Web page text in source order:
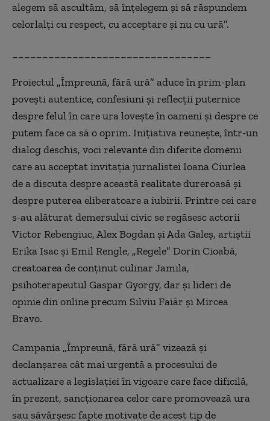
alegem să ascultăm, să înțelegem și să răspundem
celorlalți cu respect, cu acceptare și nu cu ură”.
Proiectul „Împreună, fără ură” aduce în prim-plan
povești autentice, confesiuni și reflecții puternice
despre felul în care ura lovește în oameni și despre ce
putem face ca să o oprim. Inițiativa reunește, într-un
dialog deschis, voci relevante din diferite domenii
care au acceptat invitația jurnalistei Ioana Ciurlea
de a discuta despre această realitate dureroasă și
despre puterea eliberatoare a iubirii. Printre cei care
s-au alăturat demersului civic se regăsesc actorii
Victor Rebengiuc, Alex Bogdan și Ada Galeș, artiștii
Erika Isac și Emil Rengle, „Regele” Dorin Cioabă,
creatoarea de conținut culinar Jamila,
psihoterapeutul Gaspar Gyorgy, dar și lideri de
opinie din online precum Silviu Faiăr și Mircea
Bravo.
Campania „Împreună, fără ură” vizează și
declanșarea cât mai urgentă a procesului de
actualizare a legislației în vigoare care face dificilă,
în prezent, sancționarea celor care promovează ura
sau săvârșesc fapte motivate de acest tip de